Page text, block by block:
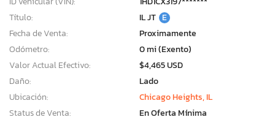
Título:
IL JT E
Fecha de Venta:
Proximamente
Odómetro:
0 mi (Exento)
Valor Actual Efectivo:
$4,465 USD
Daño:
Lado
Ubicación:
Chicago Heights, IL
Status de Venta:
En Oferta Mínima